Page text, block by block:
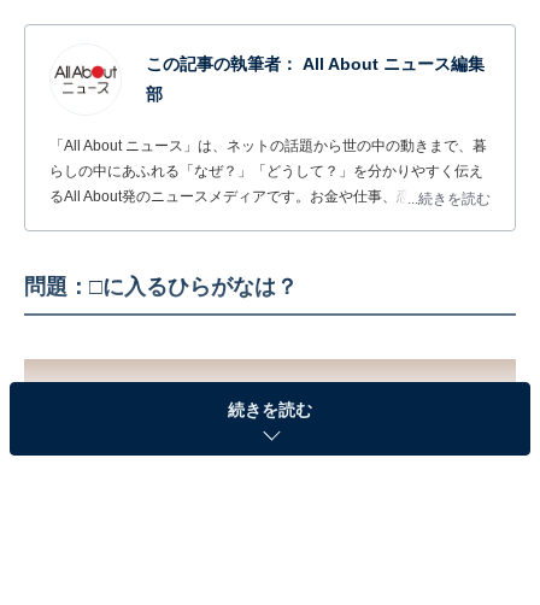
この記事の執筆者： All About ニュース編集
部
「All About ニュース」は、ネットの話題から世の中の動きまで、暮
らしの中にあふれる「なぜ？」「どうして？」を分かりやすく伝え
るAll About発のニュースメディアです。お金や仕事、恋愛、ITに関
...続きを読む
問題：□に入るひらがなは？
続きを読む